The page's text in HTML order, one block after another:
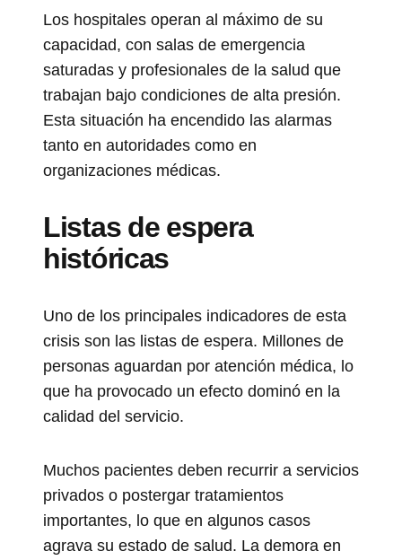
Los hospitales operan al máximo de su
capacidad, con salas de emergencia
saturadas y profesionales de la salud que
trabajan bajo condiciones de alta presión.
Esta situación ha encendido las alarmas
tanto en autoridades como en
organizaciones médicas.
Listas de espera
históricas
Uno de los principales indicadores de esta
crisis son las listas de espera. Millones de
personas aguardan por atención médica, lo
que ha provocado un efecto dominó en la
calidad del servicio.
Muchos pacientes deben recurrir a servicios
privados o postergar tratamientos
importantes, lo que en algunos casos
agrava su estado de salud. La demora en